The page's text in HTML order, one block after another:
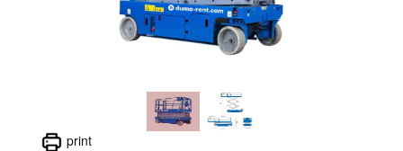
print